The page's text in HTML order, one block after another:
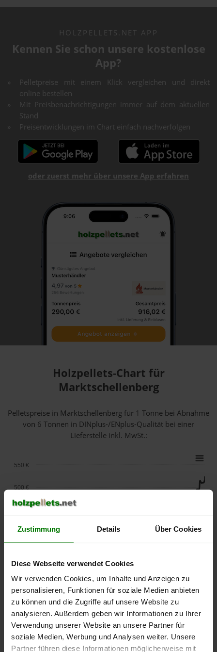
Zustimmung Details Über Cookies
Diese Webseite verwendet Cookies
Wir verwenden Cookies, um Inhalte und Anzeigen zu
personalisieren, Funktionen für soziale Medien anbieten
zu können und die Zugriffe auf unsere Website zu
analysieren. Außerdem geben wir Informationen zu Ihrer
Verwendung unserer Website an unsere Partner für
soziale Medien, Werbung und Analysen weiter. Unsere
Partner führen diese Informationen möglicherweise mit
HOLZPELLETS.NET APP
Kennen Sie schon unsere kostenlose
App?
Pelletpreise mit einem Klick vergleichen und direkt
online bestellen
Mit Preisbenachrichtigungen immer auf dem aktuellen
Stand
Preisentwicklungen im Chart einfach nachverfolgen
oder zuerst mehr über unsere App erfahren
Holzpellets-Chart für
Marktschellenberg
Pelletspreise in Marktschellenberg für 1 Tonne bei Abnahme
von 6 Tonnen in DINplus-/ENplus-Qualität bei einer
Lieferstelle inkl. MwSt.:
lose Ware Sackware
September
2025
Januar
2026
Mai
2026
250 €
300 €
400 €
500 €
550 €
Die aktuelle Preisentwicklung für Holzpellets in Deutschland